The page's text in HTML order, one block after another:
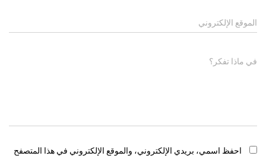
الموقع الإلكتروني
في ماذا تفكر؟
احفظ اسمي، بريدي الإلكتروني، والموقع الإلكتروني في هذا المتصفح